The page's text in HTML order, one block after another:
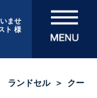
ませ
ト 様
メニューを開
ランドセル
クー